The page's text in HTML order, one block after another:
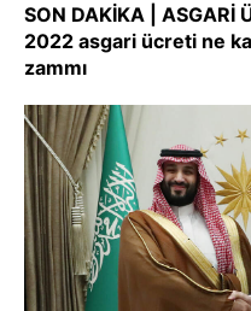
SON DAKİKA | ASGARİ
2022 asgari ücreti ne
zammı